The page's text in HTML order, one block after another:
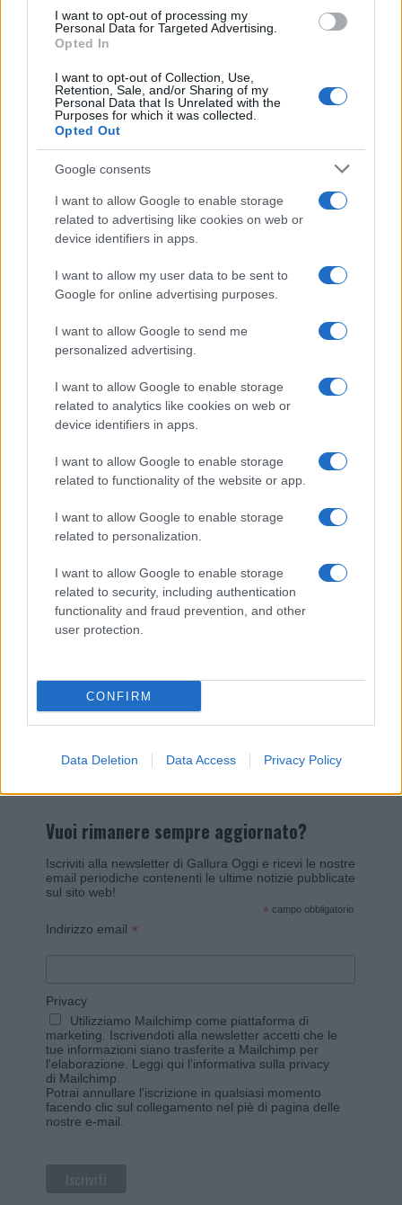
I want to opt-out of processing my
Personal Data for Targeted Advertising.
Opted In
I want to opt-out of Collection, Use,
Retention, Sale, and/or Sharing of my
Personal Data that Is Unrelated with the
Purposes for which it was collected.
Opted Out
Google consents
I want to allow Google to enable storage
related to advertising like cookies on web or
device identifiers in apps.
I want to allow my user data to be sent to
Google for online advertising purposes.
I want to allow Google to send me
personalized advertising.
I want to allow Google to enable storage
related to analytics like cookies on web or
device identifiers in apps.
I want to allow Google to enable storage
related to functionality of the website or app.
I want to allow Google to enable storage
related to personalization.
I want to allow Google to enable storage
related to security, including authentication
functionality and fraud prevention, and other
user protection.
CONFIRM
Data Deletion Data Access Privacy Policy
NECROLOGIE
Mario Malu
Paolo Pinna
Martina Agostina Diturco
I nostri cari
I nostri cari
I nostri cari
Invia un Comunicato Stampa
Vuoi rimanere sempre aggiornato?
Iscriviti alla newsletter di Gallura Oggi e ricevi le nostre
email periodiche contenenti le ultime notizie pubblicate
sul sito web!
* campo obbligatorio
Indirizzo email *
Privacy
Utilizziamo Mailchimp come piattaforma di
marketing. Iscrivendoti alla newsletter accetti che le
tue informazioni siano trasferite a Mailchimp per
l'elaborazione. Leggi qui l'informativa sulla privacy
di Mailchimp
Potrai annullare l'iscrizione in qualsiasi momento
facendo clic sul collegamento nel piè di pagina delle
nostre e-mail.